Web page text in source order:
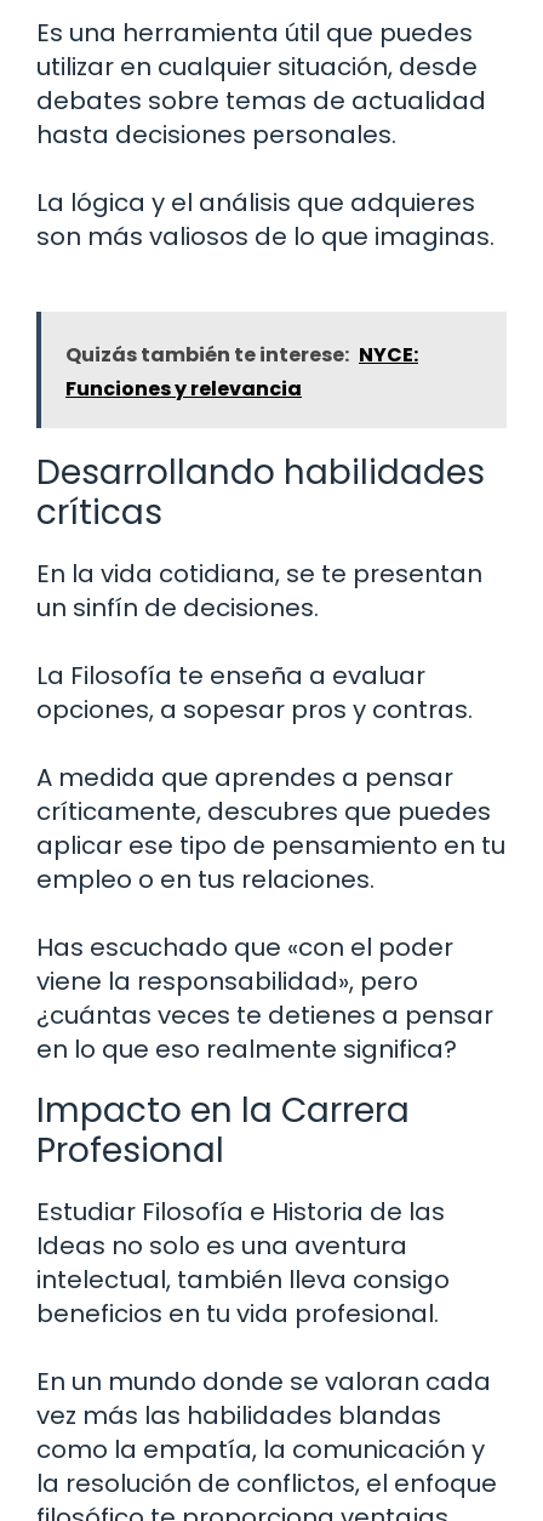
Es una herramienta útil que puedes
utilizar en cualquier situación, desde
debates sobre temas de actualidad
hasta decisiones personales.
La lógica y el análisis que adquieres
son más valiosos de lo que imaginas.
Quizás también te interese: NYCE:
Funciones y relevancia
Desarrollando habilidades
críticas
En la vida cotidiana, se te presentan
un sinfín de decisiones.
La Filosofía te enseña a evaluar
opciones, a sopesar pros y contras.
A medida que aprendes a pensar
críticamente, descubres que puedes
aplicar ese tipo de pensamiento en tu
empleo o en tus relaciones.
Has escuchado que «con el poder
viene la responsabilidad», pero
¿cuántas veces te detienes a pensar
en lo que eso realmente significa?
Impacto en la Carrera
Profesional
Estudiar Filosofía e Historia de las
Ideas no solo es una aventura
intelectual, también lleva consigo
beneficios en tu vida profesional.
En un mundo donde se valoran cada
vez más las habilidades blandas
como la empatía, la comunicación y
la resolución de conflictos, el enfoque